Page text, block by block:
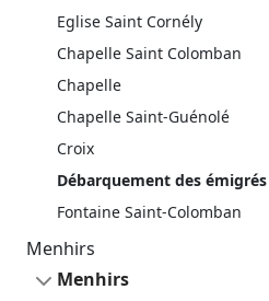
Eglise Saint Cornély
Chapelle Saint Colomban
Chapelle
Chapelle Saint-Guénolé
Croix
Débarquement des émigrés
Fontaine Saint-Colomban
Menhirs
Menhirs